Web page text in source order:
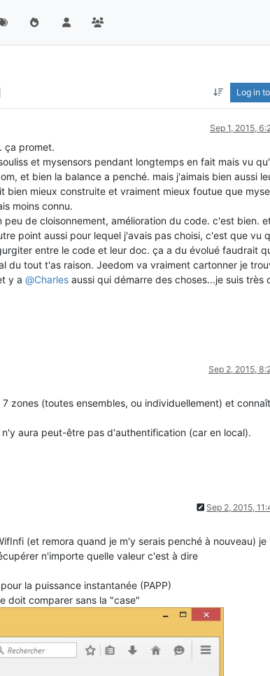
Log in
Sep 1, 2015,
ça promet.
et mysensors pendant longtemps en fait mais vu
et bien la balance a penché. mais j'aimais bien aussi
mieux construite et vraiment mieux foutue que
moins connu.
de cloisonnement, amélioration du code. c'est bien.
point aussi pour lequel j'avais pas choisi, c'est que vu
entre le code et leur doc. ça a du évolué faudrait
du tout t'as raison. Jeedom va vraiment cartonner je
y a @Charles aussi qui démarre des choses...je suis très
Sep 2, 2015,
zones (toutes ensembles, ou individuellement) et
aura peut-être pas d'authentification (car en local).
Sep 2, 2015,
(et remora quand je m'y serais penché à nouveau) je
n'importe quelle valeur c'est à dire
la puissance instantanée (PAPP)
doit comparer sans la "case"